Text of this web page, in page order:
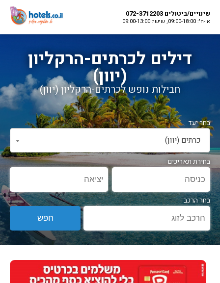
שינויים/ביטולים 072-3712203
א'-ה': 09:00-18:00, שישי: 09:00-13:00
דילים לכרתים-הרקליון
(יוון)
חבילות נופש לכרתים-הרקליון (יוון)
כרתים (יוון)